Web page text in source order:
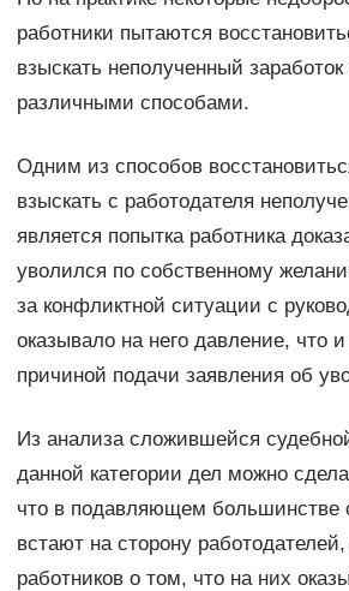
работники пытаются
взыскать неполученный
различными способами.
Одним из способов
взыскать с работодателя
является попытка работника
уволился по собственному
за конфликтной ситуации с
оказывало на него давление, что
причиной подачи заявления об
Из анализа сложившейся
данной категории дел можно
что в подавляющем большинстве
встают на сторону
работников о том, что на них